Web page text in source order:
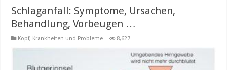
Schlaganfall: Symptome, Ursachen,
Behandlung, Vorbeugen …
Kopf, Krankheiten und Probleme 8,627